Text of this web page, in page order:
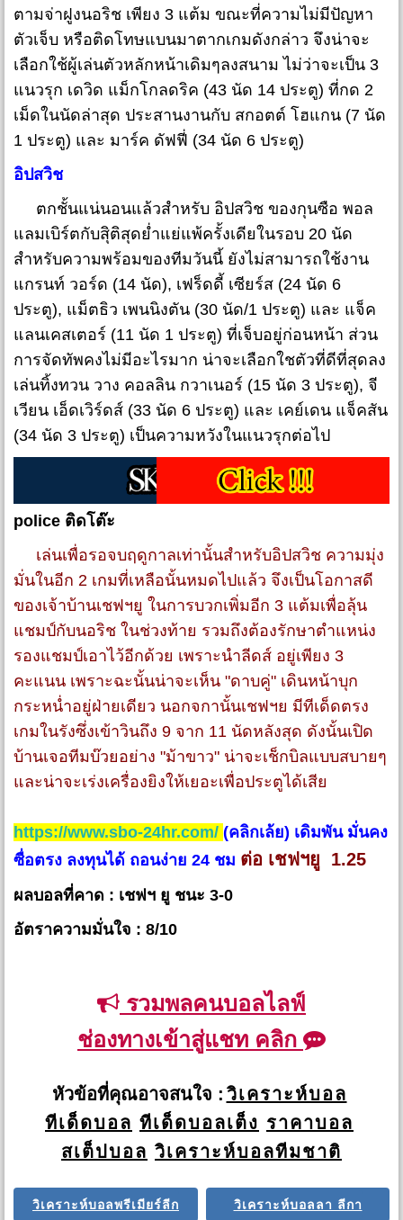
ตามจ่าฝูงนอริช เพียง 3 แต้ม ขณะที่ความไม่มีปัญหา
ตัวเจ็บ หรือติดโทษแบนมาตากเกมดังกล่าว จึงน่าจะ
เลือกใช้ผู้เล่นตัวหลักหน้าเดิมๆลงสนาม ไม่ว่าจะเป็น 3
แนวรุก เดวิด แม็กโกลดริค (43 นัด 14 ประตู) ที่กด 2
เม็ดในนัดล่าสุด ประสานงานกับ สกอตต์ โฮแกน (7 นัด
1 ประตู) และ มาร์ค ดัฟฟี่ (34 นัด 6 ประตู)
อิปสวิช
ตกชั้นแน่นอนแล้วสำหรับ อิปสวิช ของกุนซือ พอล
แลมเบิร์ตกับสุิติสุดย่ำแย่แพ้ครั้งเดียในรอบ 20 นัด
สำหรับความพร้อมของทีมวันนี้ ยังไม่สามารถใช้งาน
แกรนท์ วอร์ด (14 นัด), เฟร็ดดี้ เซียร์ส (24 นัด 6
ประตู), แม็ตธิว เพนนิงตัน (30 นัด/1 ประตู) และ แจ็ค
แลนเคสเตอร์ (11 นัด 1 ประตู) ที่เจ็บอยู่ก่อนหน้า ส่วน
การจัดทัพคงไม่มีอะไรมาก น่าจะเลือกใชตัวที่ดีที่สุดลง
เล่นทิ้งทวน วาง คอลลิน กวาเนอร์ (15 นัด 3 ประตู), จี
เวียน เอ็ดเวิร์ดส์ (33 นัด 6 ประตู) และ เคย์เดน แจ็คสัน
(34 นัด 3 ประตู) เป็นความหวังในแนวรุกต่อไป
police ติดโต๊ะ
เล่นเพื่อรอจบฤดูกาลเท่านั้นสำหรับอิปสวิช ความมุ่ง
มั่นในอีก 2 เกมที่เหลือนั้นหมดไปแล้ว จึงเป็นโอกาสดี
ของเจ้าบ้านเชฟฯยู ในการบวกเพิ่มอีก 3 แต้มเพื่อลุ้น
แชมป์กับนอริช ในช่วงท้าย รวมถึงต้องรักษาตำแหน่ง
รองแชมป์เอาไว้อีกด้วย เพราะนำลีดส์ อยู่เพียง 3
คะแนน เพราะฉะนั้นน่าจะเห็น "ดาบคู่" เดินหน้าบุก
กระหน่ำอยู่ฝ่ายเดียว นอกจกานั้นเชฟฯย มีทีเด็ดตรง
เกมในรังซึ่งเข้าวินถึง 9 จาก 11 นัดหลังสุด ดังนั้นเปิด
บ้านเจอทีมบ๊วยอย่าง "ม้าขาว" น่าจะเช็กบิลแบบสบายๆ
และน่าจะเร่งเครื่องยิงให้เยอะเพื่อประตูได้เสีย
https://www.sbo-24hr.com/ (คลิกเล้ย) เดิมพัน มั่นคง
ซื่อตรง ลงทุนได้ ถอนง่าย 24 ชม ต่อ เชฟฯยู 1.25
ผลบอลที่คาด : เชฟฯ ยู ชนะ 3-0
อัตราความมั่นใจ : 8/10
รวมพลคนบอลไลฟ์
ช่องทางเข้าสู่แชท คลิก
หัวข้อที่คุณอาจสนใจ : วิเคราะห์บอล
ทีเด็ดบอล ทีเด็ดบอลเต็ง ราคาบอล
สเต็ปบอล วิเคราะห์บอลทีมชาติ
วิเคราะห์บอลพรีเมียร์ลีก วิเคราะห์บอลลา ลีกา